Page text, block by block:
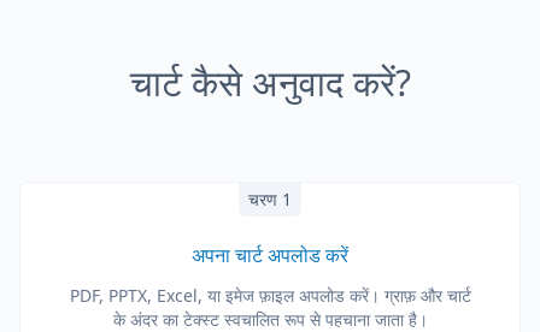
चार्ट कैसे अनुवाद करें?
चरण 1
अपना चार्ट अपलोड करें
PDF, PPTX, Excel, या इमेज फ़ाइल अपलोड करें। ग्राफ़ और चार्ट
के अंदर का टेक्स्ट स्वचालित रूप से पहचाना जाता है।